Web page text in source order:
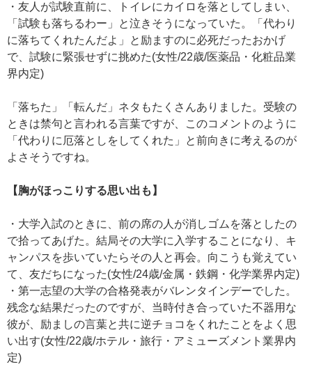
・友人が試験直前に、トイレにカイロを落としてしまい、
「試験も落ちるわー」と泣きそうになっていた。「代わり
に落ちてくれたんだよ」と励ますのに必死だったおかげ
で、試験に緊張せずに挑めた(女性/22歳/医薬品・化粧品業
界内定)
「落ちた」「転んだ」ネタもたくさんありました。受験の
ときは禁句と言われる言葉ですが、このコメントのように
「代わりに厄落としをしてくれた」と前向きに考えるのが
よさそうですね。
【胸がほっこりする思い出も】
・大学入試のときに、前の席の人が消しゴムを落としたの
で拾ってあげた。結局その大学に入学することになり、キ
ャンパスを歩いていたらその人と再会。向こうも覚えてい
て、友だちになった(女性/24歳/金属・鉄鋼・化学業界内定)
・第一志望の大学の合格発表がバレンタインデーでした。
残念な結果だったのですが、当時付き合っていた不器用な
彼が、励ましの言葉と共に逆チョコをくれたことをよく思
い出す(女性/22歳/ホテル・旅行・アミューズメント業界内
定)